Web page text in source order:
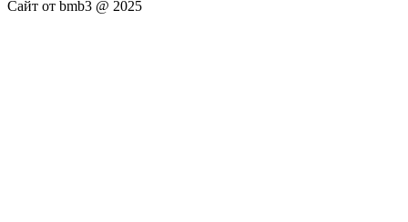
Сайт от bmb3 @ 2025